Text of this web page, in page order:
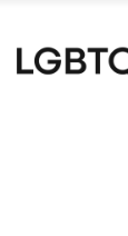
aktivieren